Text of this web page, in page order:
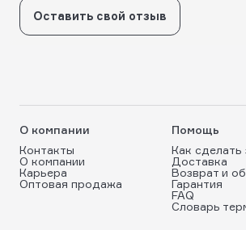
Оставить свой отзыв
О компании
Контакты
О компании
Карьера
Оптовая продажа
Помощь
Как сделать
Доставка
Возврат и
Гарантия
FAQ
Словарь